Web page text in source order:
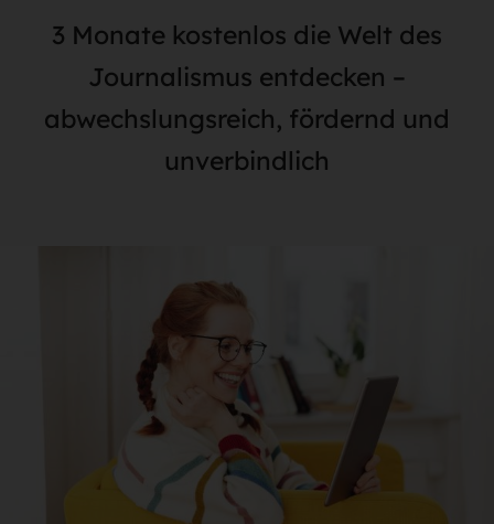
3 Monate kostenlos die Welt des
Journalismus entdecken –
abwechslungsreich, fördernd und
unverbindlich